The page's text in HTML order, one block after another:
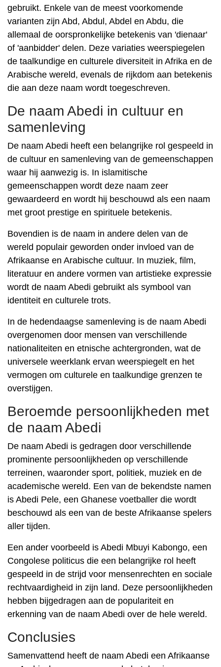
gebruikt. Enkele van de meest voorkomende
varianten zijn Abd, Abdul, Abdel en Abdu, die
allemaal de oorspronkelijke betekenis van 'dienaar'
of 'aanbidder' delen. Deze variaties weerspiegelen
de taalkundige en culturele diversiteit in Afrika en de
Arabische wereld, evenals de rijkdom aan betekenis
die aan deze naam wordt toegeschreven.
De naam Abedi in cultuur en
samenleving
De naam Abedi heeft een belangrijke rol gespeeld in
de cultuur en samenleving van de gemeenschappen
waar hij aanwezig is. In islamitische
gemeenschappen wordt deze naam zeer
gewaardeerd en wordt hij beschouwd als een naam
met groot prestige en spirituele betekenis.
Bovendien is de naam in andere delen van de
wereld populair geworden onder invloed van de
Afrikaanse en Arabische cultuur. In muziek, film,
literatuur en andere vormen van artistieke expressie
wordt de naam Abedi gebruikt als symbool van
identiteit en culturele trots.
In de hedendaagse samenleving is de naam Abedi
overgenomen door mensen van verschillende
nationaliteiten en etnische achtergronden, wat de
universele weerklank ervan weerspiegelt en het
vermogen om culturele en taalkundige grenzen te
overstijgen.
Beroemde persoonlijkheden met
de naam Abedi
De naam Abedi is gedragen door verschillende
prominente persoonlijkheden op verschillende
terreinen, waaronder sport, politiek, muziek en de
academische wereld. Een van de bekendste namen
is Abedi Pele, een Ghanese voetballer die wordt
beschouwd als een van de beste Afrikaanse spelers
aller tijden.
Een ander voorbeeld is Abedi Mbuyi Kabongo, een
Congolese politicus die een belangrijke rol heeft
gespeeld in de strijd voor mensenrechten en sociale
rechtvaardigheid in zijn land. Deze persoonlijkheden
hebben bijgedragen aan de populariteit en
erkenning van de naam Abedi over de hele wereld.
Conclusies
Samenvattend heeft de naam Abedi een Afrikaanse